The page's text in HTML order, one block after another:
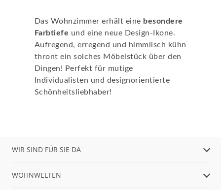
Das Wohnzimmer erhält eine besondere
Farbtiefe und eine neue Design-Ikone.
Aufregend, erregend und himmlisch kühn
thront ein solches Möbelstück über den
Dingen! Perfekt für mutige
Individualisten und designorientierte
Schönheitsliebhaber!
WIR SIND FÜR SIE DA
WOHNWELTEN